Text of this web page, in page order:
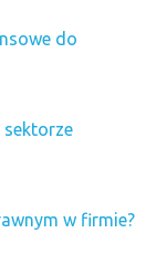
do
sektorze
w firmie?